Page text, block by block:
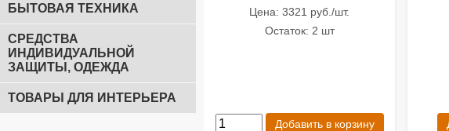
БЫТОВАЯ ТЕХНИКА
СРЕДСТВА
ИНДИВИДУАЛЬНОЙ
ЗАЩИТЫ, ОДЕЖДА
ТОВАРЫ ДЛЯ ИНТЕРЬЕРА
Цена: 3321 руб./шт.
Остаток: 2 шт
Добавить в корзину